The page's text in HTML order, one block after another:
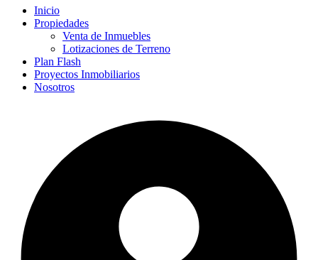
Inicio
Propiedades
Venta de Inmuebles
Lotizaciones de Terreno
Plan Flash
Proyectos Inmobiliarios
Nosotros